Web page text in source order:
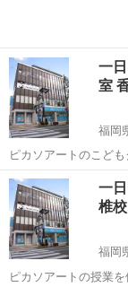
一
室
福岡
ピカソアートのこど
一回きりの体験授業
福岡 福岡市
一
椎校
福岡
ピカソアートの授業